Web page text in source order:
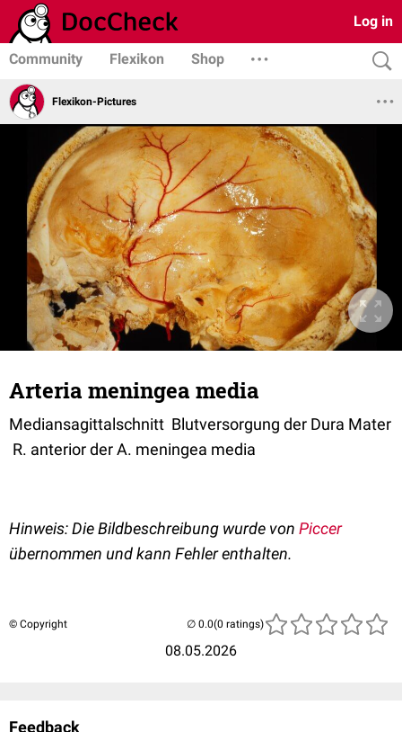
Log in
Community Flexikon Shop
Flexikon-Pictures
Arteria meningea media
Mediansagittalschnitt Blutversorgung der Dura Mater
R. anterior der A. meningea media
Hinweis: Die Bildbeschreibung wurde von Piccer
übernommen und kann Fehler enthalten.
© Copyright
08.05.2026
(0 ratings)
Feedback